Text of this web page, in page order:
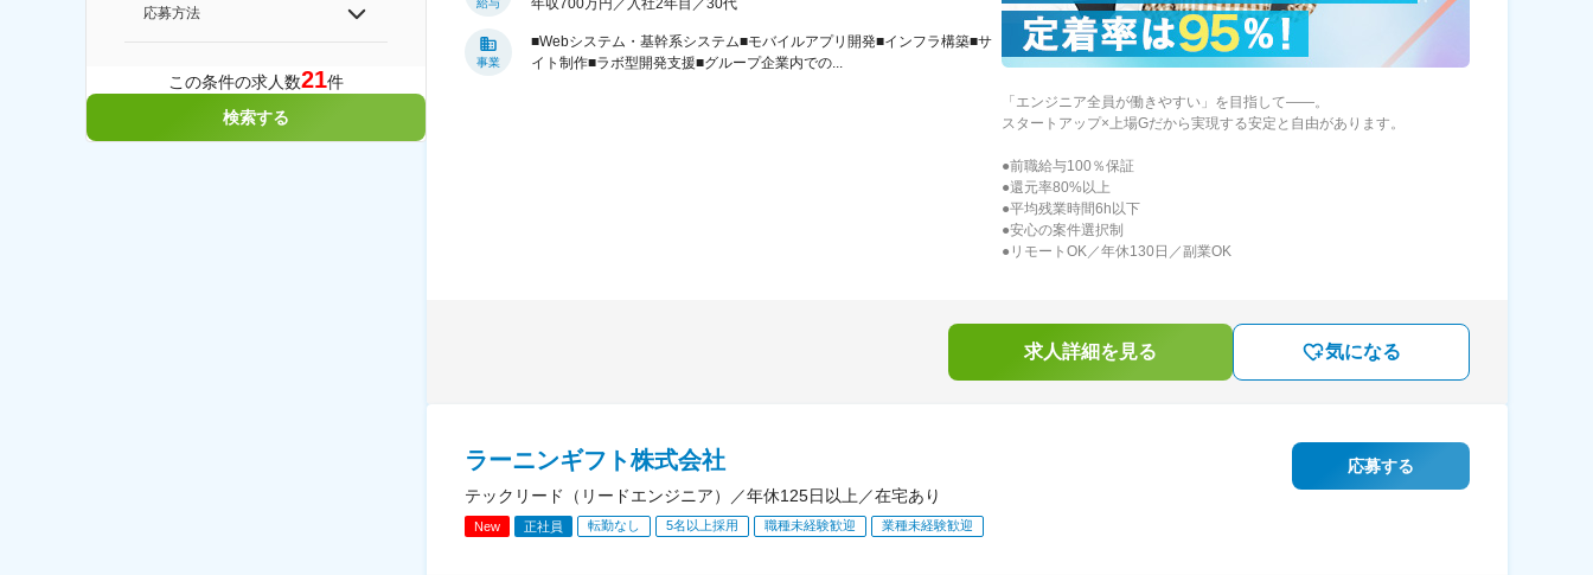
応募方法
この条件の求人数21件
検索する
給与
年収700万円／入社2年目／30代
事業
■Webシステム・基幹系システム■モバイルアプリ開発■インフラ構築■サ
イト制作■ラボ型開発支援■グループ企業内での...
「エンジニア全員が働きやすい」を目指して――。
スタートアップ×上場Gだから実現する安定と自由があります。
●前職給与100％保証
●還元率80%以上
●平均残業時間6h以下
●安心の案件選択制
●リモートOK／年休130日／副業OK
求人詳細を見る 気になる
ラーニンギフト株式会社
テックリード（リードエンジニア）／年休125日以上／在宅あり
New 正社員 転勤なし 5名以上採用 職種未経験歓迎 業種未経験歓迎
応募する